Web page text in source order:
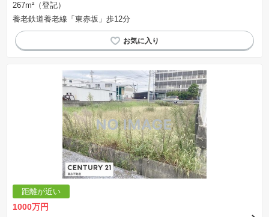
267m²（登記）
養老鉄道養老線「東赤坂」歩12分
距離が近い
1000万円